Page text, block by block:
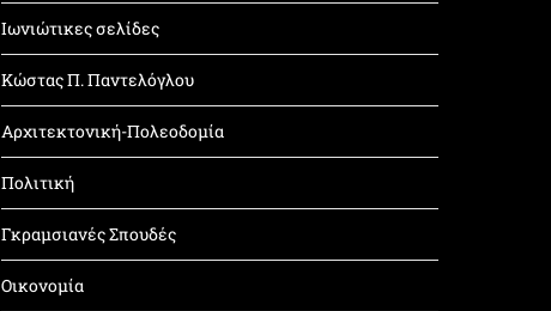
Ιωνιώτικες σελίδες
Κώστας Π. Παντελόγλου
Αρχιτεκτονική-Πολεοδομία
Πολιτική
Γκραμσιανές Σπουδές
Οικονομία